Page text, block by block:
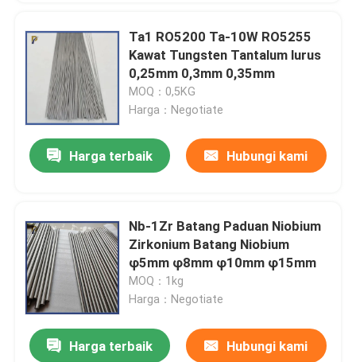
Ta1 RO5200 Ta-10W RO5255
Kawat Tungsten Tantalum lurus
0,25mm 0,3mm 0,35mm
MOQ：0,5KG
Harga：Negotiate
Harga terbaik Hubungi kami
Nb-1Zr Batang Paduan Niobium
Zirkonium Batang Niobium
φ5mm φ8mm φ10mm φ15mm
MOQ：1kg
Harga：Negotiate
Harga terbaik Hubungi kami